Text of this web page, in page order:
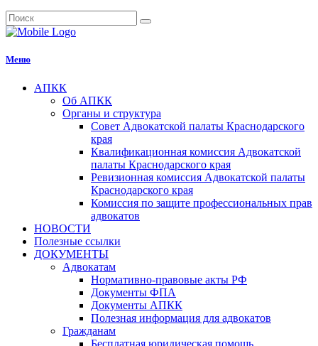
Меню
АПКК
Об АПКК
Органы и структура
Совет Адвокатской палаты Краснодарского
края
Квалификационная комиссия Адвокатской
палаты Краснодарского края
Ревизионная комиссия Адвокатской палаты
Краснодарского края
Комиссия по защите профессиональных прав
адвокатов
НОВОСТИ
Полезные ссылки
ДОКУМЕНТЫ
Адвокатам
Нормативно-правовые акты РФ
Документы ФПА
Документы АПКК
Полезная информация для адвокатов
Гражданам
Бесплатная юридическая помощь